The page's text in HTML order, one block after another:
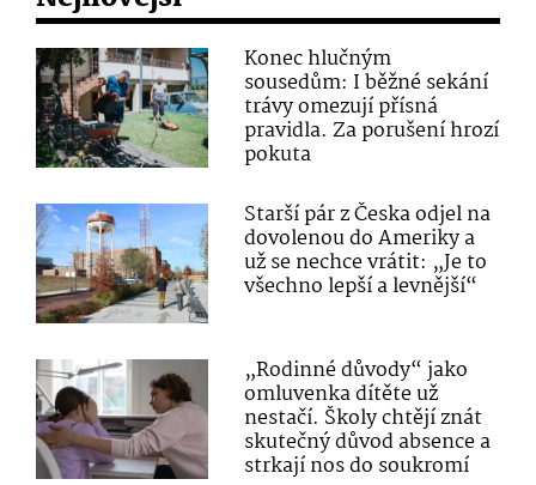
Konec hlučným
sousedům: I běžné sekání
trávy omezují přísná
pravidla. Za porušení hrozí
pokuta
Starší pár z Česka odjel na
dovolenou do Ameriky a
už se nechce vrátit: „Je to
všechno lepší a levnější“
„Rodinné důvody“ jako
omluvenka dítěte už
nestačí. Školy chtějí znát
skutečný důvod absence a
strkají nos do soukromí